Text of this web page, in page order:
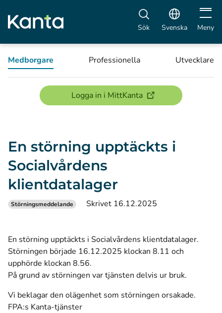
Sök Svenska Öppna
Meny
Medborgare Professionella Utvecklare
Logga in i MittKanta(öppnas i ett nytt
En störning upptäckts i
Socialvårdens
klientdatalager
Störningsmeddelande Skrivet 16.12.2025
En störning upptäckts i Socialvårdens klientdatalager.
Störningen började 16.12.2025 klockan 8.11 och
upphörde klockan 8.56.
På grund av störningen var tjänsten delvis ur bruk.
Vi beklagar den olägenhet som störningen orsakade.
FPA:s Kanta-tjänster